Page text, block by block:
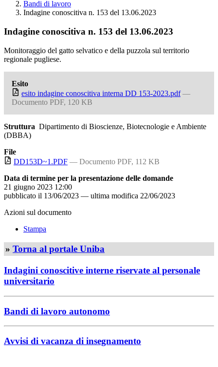
Bandi di lavoro
Indagine conoscitiva n. 153 del 13.06.2023
Indagine conoscitiva n. 153 del 13.06.2023
Monitoraggio del gatto selvatico e della puzzola sul territorio
regionale pugliese.
Esito
esito indagine conoscitiva interna DD 153-2023.pdf —
Documento PDF, 120 KB
Struttura Dipartimento di Bioscienze, Biotecnologie e Ambiente
(DBBA)
File
DD153D~1.PDF — Documento PDF, 112 KB
Data di termine per la presentazione delle domande
21 giugno 2023 12:00
pubblicato il 13/06/2023 — ultima modifica 22/06/2023
Azioni sul documento
Stampa
» Torna al portale Uniba
Indagini conoscitive interne riservate al personale
universitario
Bandi di lavoro autonomo
Avvisi di vacanza di insegnamento